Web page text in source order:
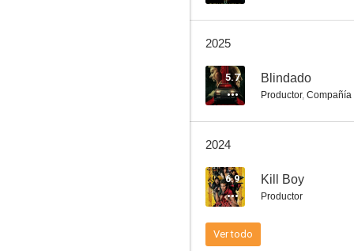
2025
5.7 Blindado
Productor, Compañía
2024
6.9 Kill Boy
Productor
Ver todo